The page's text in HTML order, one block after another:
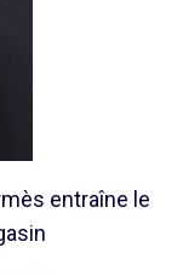
entraîne le